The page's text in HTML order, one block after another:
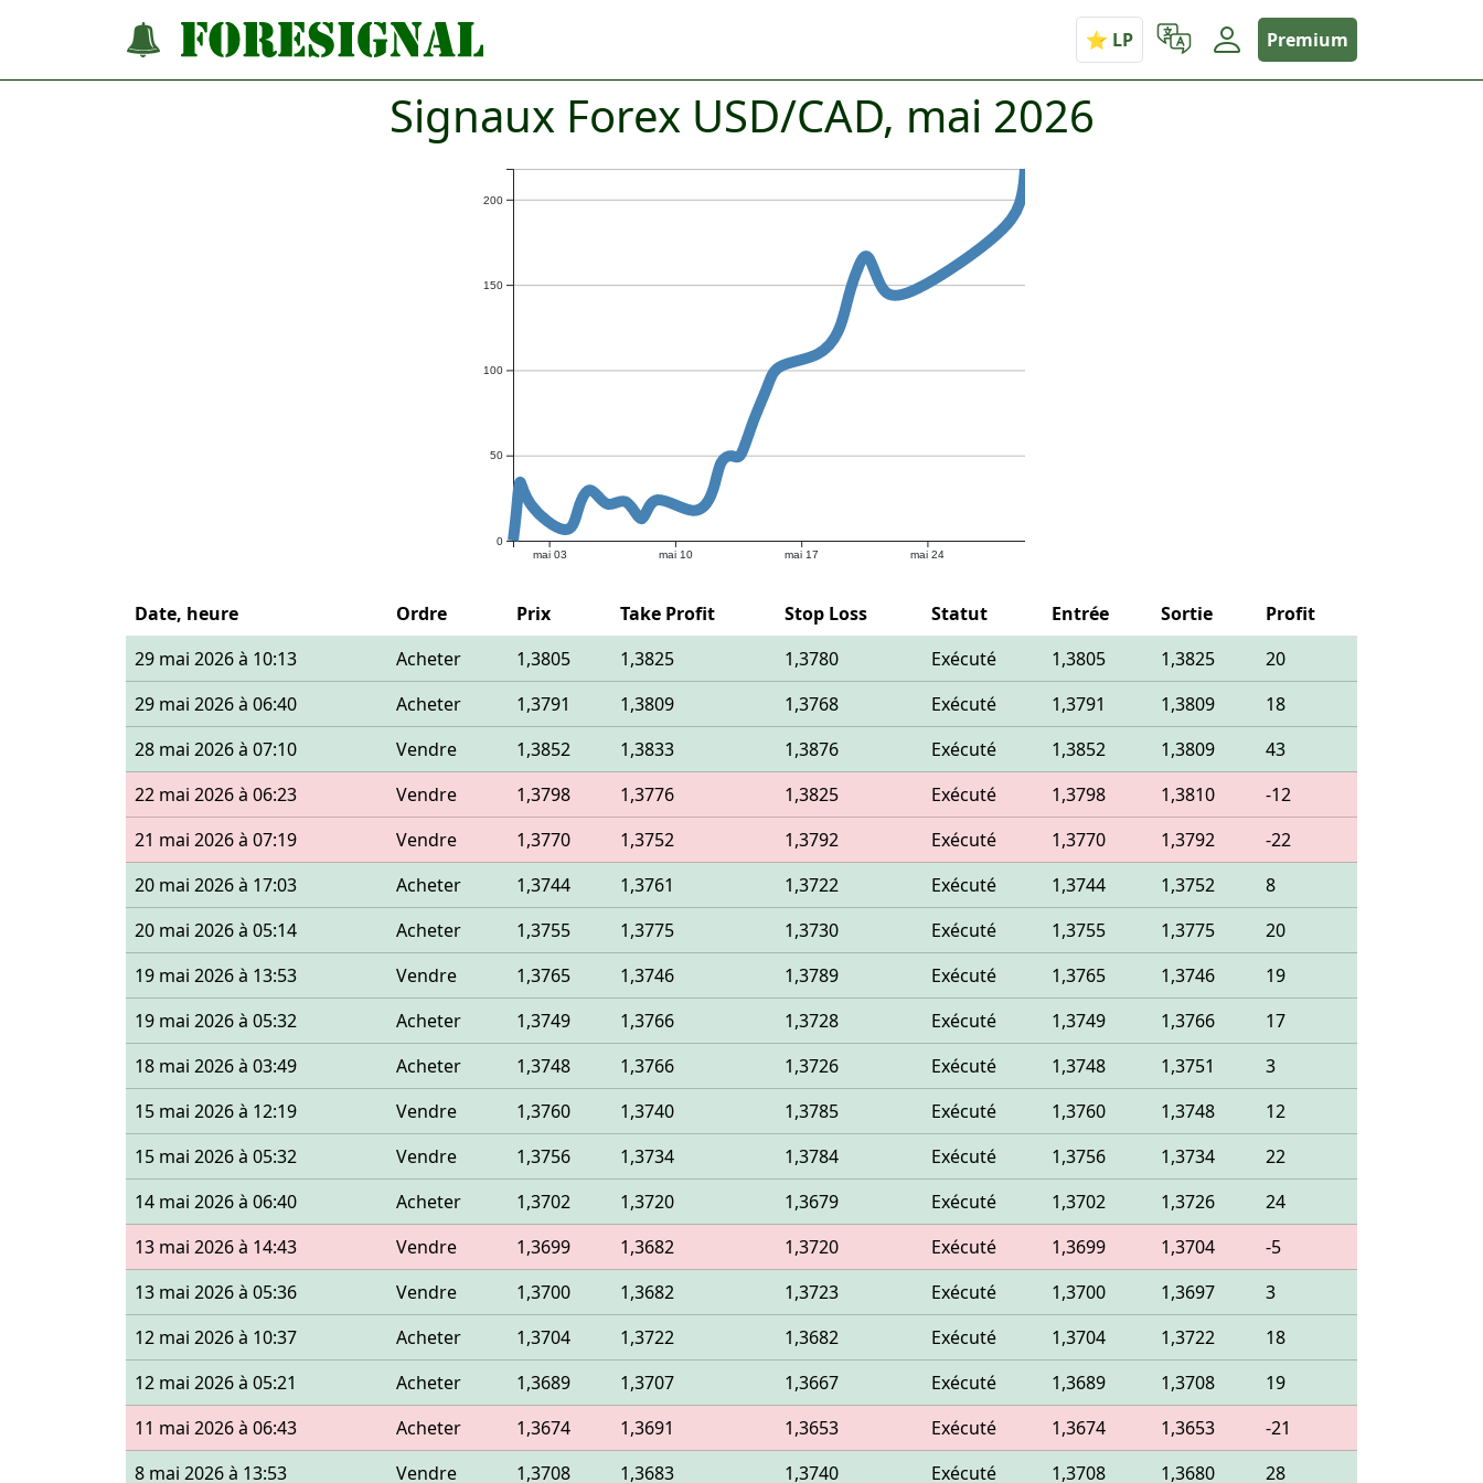
Premium
Signaux Forex USD/CAD, mai 2026
mai 03 mai 10 mai 17 mai 24
0
50
100
150
200
Date, heure Ordre Prix Take Profit Stop Loss Statut Entrée Sortie
Profit
29 mai 2026 à 10:13
Acheter 1,3805 1,3825 1,3780 Exécuté 1,3805 1,3825
20
29 mai 2026 à 06:40
Acheter 1,3791 1,3809 1,3768 Exécuté 1,3791 1,3809
18
28 mai 2026 à 07:10
Vendre 1,3852 1,3833 1,3876 Exécuté 1,3852 1,3809
43
22 mai 2026 à 06:23
Vendre 1,3798 1,3776 1,3825 Exécuté 1,3798 1,3810
-12
21 mai 2026 à 07:19
Vendre 1,3770 1,3752 1,3792 Exécuté 1,3770 1,3792
-22
20 mai 2026 à 17:03
Acheter 1,3744 1,3761 1,3722 Exécuté 1,3744 1,3752
8
20 mai 2026 à 05:14
Acheter 1,3755 1,3775 1,3730 Exécuté 1,3755 1,3775
20
19 mai 2026 à 13:53
Vendre 1,3765 1,3746 1,3789 Exécuté 1,3765 1,3746
19
19 mai 2026 à 05:32
Acheter 1,3749 1,3766 1,3728 Exécuté 1,3749 1,3766
17
18 mai 2026 à 03:49
Acheter 1,3748 1,3766 1,3726 Exécuté 1,3748 1,3751
3
15 mai 2026 à 12:19
Vendre 1,3760 1,3740 1,3785 Exécuté 1,3760 1,3748
12
15 mai 2026 à 05:32
Vendre 1,3756 1,3734 1,3784 Exécuté 1,3756 1,3734
22
14 mai 2026 à 06:40
Acheter 1,3702 1,3720 1,3679 Exécuté 1,3702 1,3726
24
13 mai 2026 à 14:43
Vendre 1,3699 1,3682 1,3720 Exécuté 1,3699 1,3704
-5
13 mai 2026 à 05:36
Vendre 1,3700 1,3682 1,3723 Exécuté 1,3700 1,3697
3
12 mai 2026 à 10:37
Acheter 1,3704 1,3722 1,3682 Exécuté 1,3704 1,3722
18
12 mai 2026 à 05:21
Acheter 1,3689 1,3707 1,3667 Exécuté 1,3689 1,3708
19
11 mai 2026 à 06:43
Acheter 1,3674 1,3691 1,3653 Exécuté 1,3674 1,3653
-21
8 mai 2026 à 13:53
Vendre 1,3708 1,3683 1,3740 Exécuté 1,3708 1,3680 28